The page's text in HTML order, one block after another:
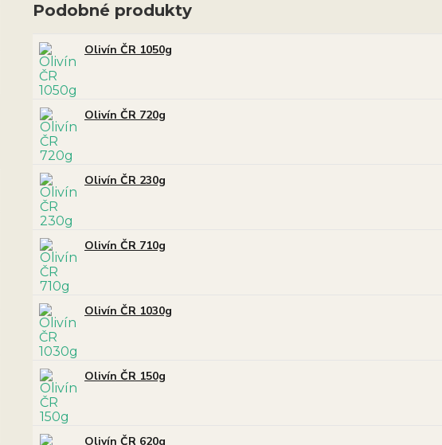
Podobné produkty
Olivín ČR 1050g
Olivín ČR 720g
Olivín ČR 230g
Olivín ČR 710g
Olivín ČR 1030g
Olivín ČR 150g
Olivín ČR 620g